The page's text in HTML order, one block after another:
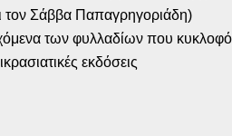
τον Σάββα Παπαγρηγοριάδη)
των φυλλαδίων που
εκδόσεις